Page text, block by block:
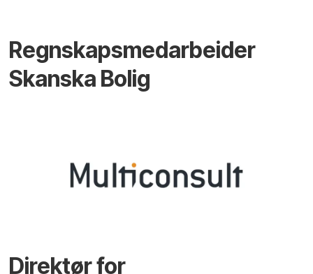
Regnskapsmedarbeider
Skanska Bolig
Direktør for